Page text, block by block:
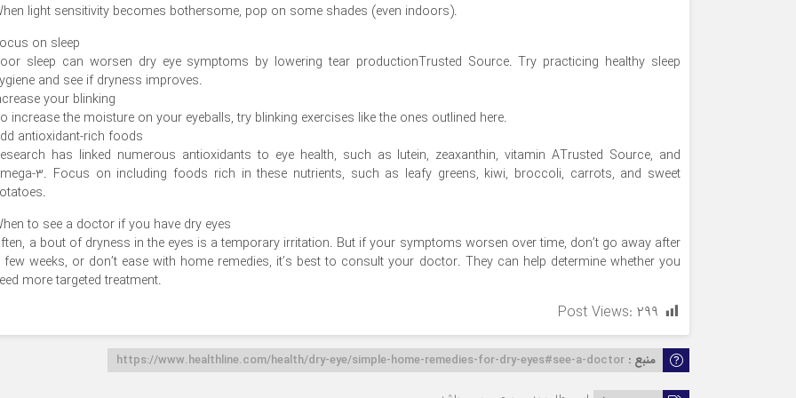
light sensitivity becomes bothersome, pop on some shades (even indoors).
on sleep
sleep can worsen dry eye symptoms by lowering tear productionTrusted Source. Try practicing healthy sleep
and see if dryness improves.
your blinking
increase the moisture on your eyeballs, try blinking exercises like the ones outlined here.
antioxidant-rich foods
has linked numerous antioxidants to eye health, such as lutein, zeaxanthin, vitamin ATrusted Source, and
3. Focus on including foods rich in these nutrients, such as leafy greens, kiwi, broccoli, carrots, and sweet
to see a doctor if you have dry eyes
a bout of dryness in the eyes is a temporary irritation. But if your symptoms worsen over time, don’t go away after
few weeks, or don’t ease with home remedies, it’s best to consult your doctor. They can help determine whether you
more targeted treatment.
Post Views: ۲۹۹
منبع : https://www.healthline.com/health/dry-eye/simple-home-remedies-for-dry-eyes#see-a-doctor